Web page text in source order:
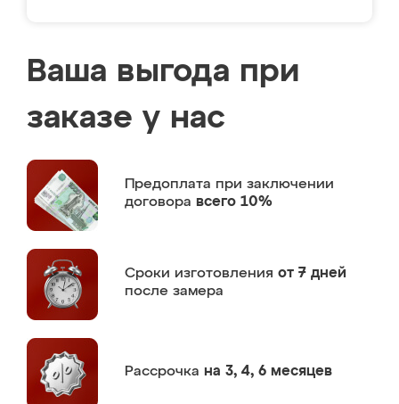
Ваша выгода при
заказе у нас
Предоплата при заключении
договора всего 10%
Сроки изготовления от 7 дней
после замера
Рассрочка на 3, 4, 6 месяцев